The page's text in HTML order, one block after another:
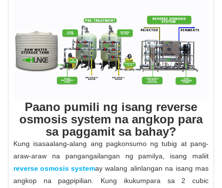
Paano pumili ng isang reverse
osmosis system na angkop para
sa paggamit sa bahay?
Kung isasaalang-alang ang pagkonsumo ng tubig at pang-
araw-araw na pangangailangan ng pamilya, isang maliit
reverse osmosis systemay walang alinlangan na isang mas
angkop na pagpipilian. Kung ikukumpara sa 2 cubic